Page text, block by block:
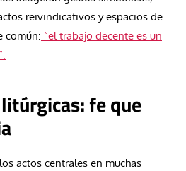
reivindicativos y espacios de
común: “el trabajo decente es un
fe que
actos centrales en muchas